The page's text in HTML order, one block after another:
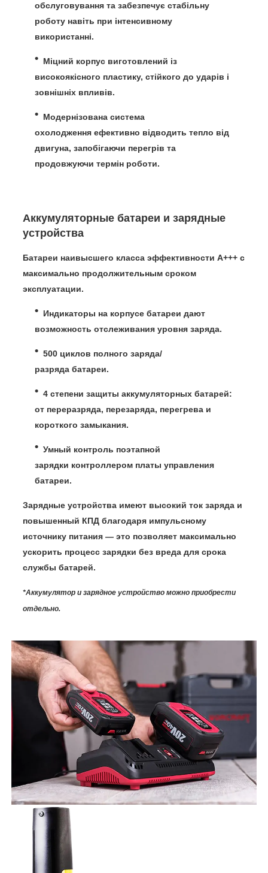
обслуговування та забезпечує стабільну
роботу навіть при інтенсивному
використанні.
Міцний корпус виготовлений із
високоякісного пластику, стійкого до ударів і
зовнішніх впливів.
Модернізована система
охолодження ефективно відводить тепло від
двигуна, запобігаючи перегрів та
продовжуючи термін роботи.
Аккумуляторные батареи и зарядные
устройства
Батареи наивысшего класса эффективности A+++ с
максимально продолжительным сроком
эксплуатации.
Индикаторы на корпусе батареи дают
возможность отслеживания уровня заряда.
500 циклов полного заряда/
разряда батареи.
4 степени защиты аккумуляторных батарей:
от переразряда, перезаряда, перегрева и
короткого замыкания.
Умный контроль поэтапной
зарядки контроллером платы управления
батареи.
Зарядные устройства имеют высокий ток заряда и
повышенный КПД благодаря импульсному
источнику питания — это позволяет максимально
ускорить процесс зарядки без вреда для срока
службы батарей.
*Аккумулятор и зарядное устройство можно приобрести
отдельно.